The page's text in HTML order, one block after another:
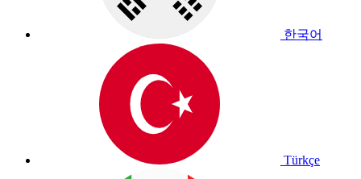
한국어
Türkçe